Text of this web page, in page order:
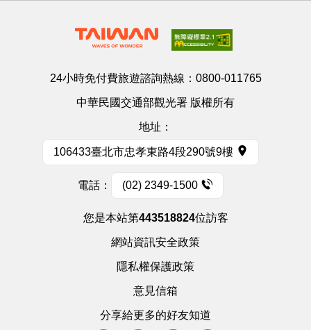
24小時免付費旅遊諮詢熱線： 0800-011765
中華民國交通部觀光署 版權所有
地址：
106433臺北市忠孝東路4段290號9樓
電話： (02) 2349-1500
您是本站第443518824位訪客
網站資訊安全政策
隱私權保護政策
意見信箱
分享給更多的好友知道